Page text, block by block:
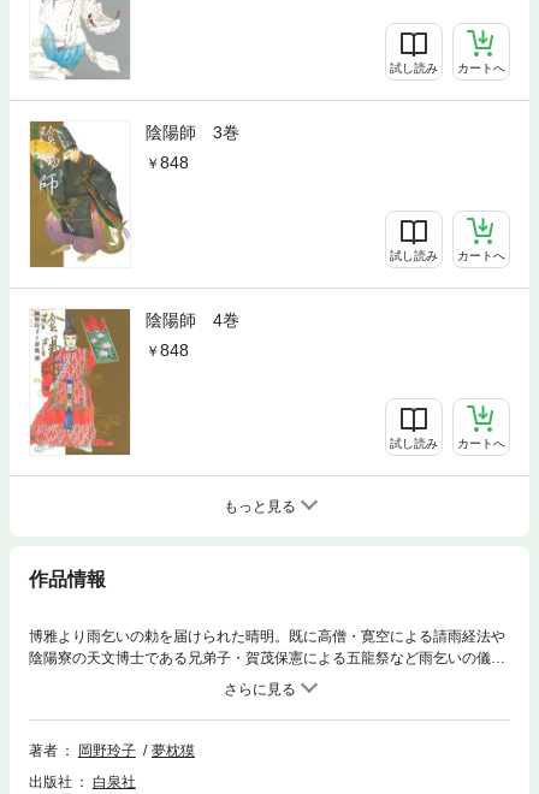
試し読み カートへ
陰陽師 3巻
848
試し読み カートへ
陰陽師 4巻
848
試し読み カートへ
もっと見る
作品情報
博雅より雨乞いの勅を届けられた晴明。既に高僧・寛空による請雨経法や
陰陽寮の天文博士である兄弟子・賀茂保憲による五龍祭など雨乞いの儀式
も予定されている。晴明は保憲の手伝いを断り瓜を届ける。そして晴明と
博雅は若狭の霊泉を目指す。そこで瓜を受け取った晴明は水に関わる聖地
を移動し術を施し続ける。晴明の思惑通りに雨は降るのか？ 「安倍晴
明 天の川に行きて雨を祈ること」を収録。
著者 岡野玲子
夢枕獏
出版社
白泉社